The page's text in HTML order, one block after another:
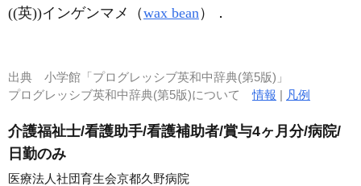
((英))インゲンマメ（wax bean） ．
出典 小学館「プログレッシブ英和中辞典(第5版)」
プログレッシブ英和中辞典(第5版)について情報 | 凡例
介護福祉士/看護助手/看護補助者/賞与4ヶ月分/病院/
日勤のみ
医療法人社団育生会京都久野病院